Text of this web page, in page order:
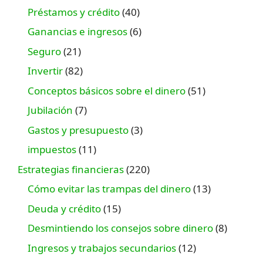
Préstamos y crédito(40)
Ganancias e ingresos(6)
Seguro(21)
Invertir(82)
Conceptos básicos sobre el dinero(51)
Jubilación (7)
Gastos y presupuesto(3)
impuestos(11)
Estrategias financieras(220)
Cómo evitar las trampas del dinero(13)
Deuda y crédito(15)
Desmintiendo los consejos sobre dinero(8)
Ingresos y trabajos secundarios(12)